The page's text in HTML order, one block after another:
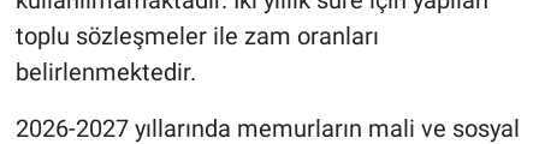
toplu sözleşmeler ile zam oranları
belirlenmektedir.
2026-2027 yıllarında memurların mali ve sosyal